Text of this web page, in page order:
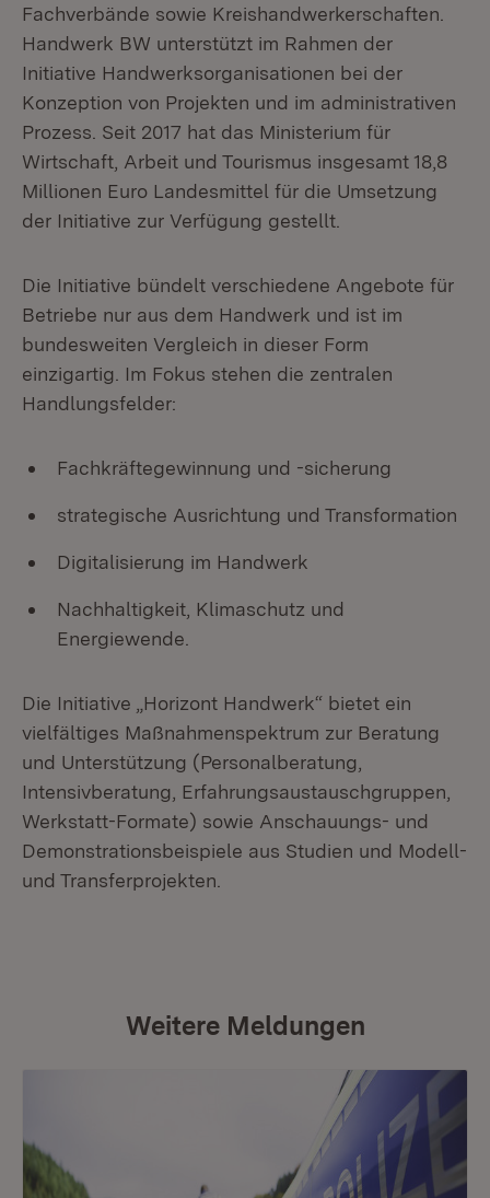
Fachverbände sowie Kreishandwerkerschaften.
Handwerk BW unterstützt im Rahmen der
Initiative Handwerksorganisationen bei der
Konzeption von Projekten und im administrativen
Prozess. Seit 2017 hat das Ministerium für
Wirtschaft, Arbeit und Tourismus insgesamt 18,8
Millionen Euro Landesmittel für die Umsetzung
der Initiative zur Verfügung gestellt.
Die Initiative bündelt verschiedene Angebote für
Betriebe nur aus dem Handwerk und ist im
bundesweiten Vergleich in dieser Form
einzigartig. Im Fokus stehen die zentralen
Handlungsfelder:
Fachkräftegewinnung und -sicherung
strategische Ausrichtung und Transformation
Digitalisierung im Handwerk
Nachhaltigkeit, Klimaschutz und
Energiewende.
Die Initiative „Horizont Handwerk“ bietet ein
vielfältiges Maßnahmenspektrum zur Beratung
und Unterstützung (Personalberatung,
Intensivberatung, Erfahrungsaustauschgruppen,
Werkstatt-Formate) sowie Anschauungs- und
Demonstrationsbeispiele aus Studien und Modell-
und Transferprojekten.
Weitere Meldungen